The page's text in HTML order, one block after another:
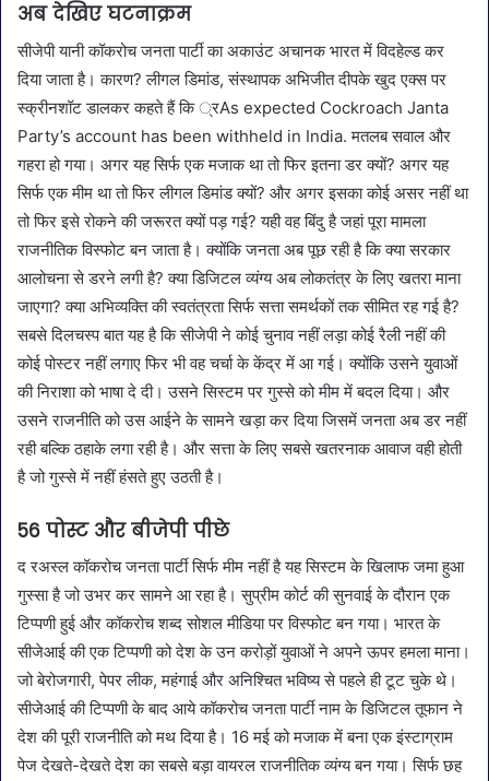
अब देखिए घटनाक्रम
सीजेपी यानी कॉकरोच जनता पार्टी का अकाउंट अचानक भारत में विदहेल्ड कर
दिया जाता है। कारण? लीगल डिमांड, संस्थापक अभिजीत दीपके खुद एक्स पर
स्क्रीनशॉट डालकर कहते हैं कि ्रAs expected Cockroach Janta
Party’s account has been withheld in India. मतलब सवाल और
गहरा हो गया। अगर यह सिर्फ एक मजाक था तो फिर इतना डर क्यों? अगर यह
सिर्फ एक मीम था तो फिर लीगल डिमांड क्यों? और अगर इसका कोई असर नहीं था
तो फिर इसे रोकने की जरूरत क्यों पड़ गई? यही वह बिंदु है जहां पूरा मामला
राजनीतिक विस्फोट बन जाता है। क्योंकि जनता अब पूछ रही है कि क्या सरकार
आलोचना से डरने लगी है? क्या डिजिटल व्यंग्य अब लोकतंत्र के लिए खतरा माना
जाएगा? क्या अभिव्यक्ति की स्वतंत्रता सिर्फ सत्ता समर्थकों तक सीमित रह गई है?
सबसे दिलचस्प बात यह है कि सीजेपी ने कोई चुनाव नहीं लड़ा कोई रैली नहीं की
कोई पोस्टर नहीं लगाए फिर भी वह चर्चा के केंद्र में आ गई। क्योंकि उसने युवाओं
की निराशा को भाषा दे दी। उसने सिस्टम पर गुस्से को मीम में बदल दिया। और
उसने राजनीति को उस आईने के सामने खड़ा कर दिया जिसमें जनता अब डर नहीं
रही बल्कि ठहाके लगा रही है। और सत्ता के लिए सबसे खतरनाक आवाज वही होती
है जो गुस्से में नहीं हंसते हुए उठती है।
56 पोस्ट और बीजेपी पीछे
द रअस्ल कॉकरोच जनता पार्टी सिर्फ मीम नहीं है यह सिस्टम के खिलाफ जमा हुआ
गुस्सा है जो उभर कर सामने आ रहा है। सुप्रीम कोर्ट की सुनवाई के दौरान एक
टिप्पणी हुई और कॉकरोच शब्द सोशल मीडिया पर विस्फोट बन गया। भारत के
सीजेआई की एक टिप्पणी को देश के उन करोड़ों युवाओं ने अपने ऊपर हमला माना।
जो बेरोजगारी, पेपर लीक, महंगाई और अनिश्चित भविष्य से पहले ही टूट चुके थे।
सीजेआई की टिप्पणी के बाद आये कॉकरोच जनता पार्टी नाम के डिजिटल तूफान ने
देश की पूरी राजनीति को मथ दिया है। 16 मई को मजाक में बना एक इंस्टाग्राम
पेज देखते-देखते देश का सबसे बड़ा वायरल राजनीतिक व्यंग्य बन गया। सिर्फ छह